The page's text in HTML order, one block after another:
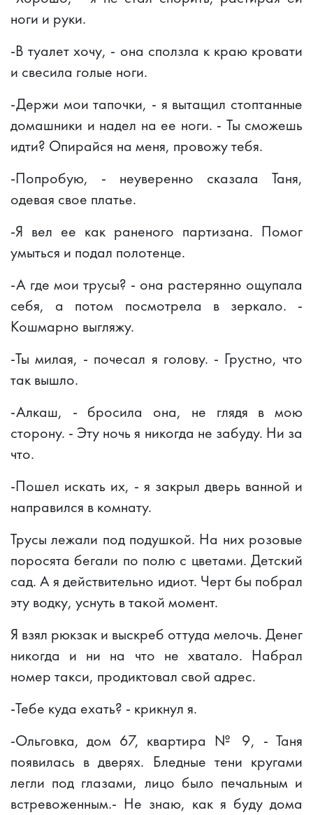
ноги и руки.
-В туалет хочу, - она сползла к краю кровати
и свесила голые ноги.
-Держи мои тапочки, - я вытащил стоптанные
домашники и надел на ее ноги. - Ты сможешь
идти? Опирайся на меня, провожу тебя.
-Попробую, - неуверенно сказала Таня,
одевая свое платье.
-Я вел ее как раненого партизана. Помог
умыться и подал полотенце.
-А где мои трусы? - она растерянно ощупала
себя, а потом посмотрела в зеркало. -
Кошмарно выгляжу.
-Ты милая, - почесал я голову. - Грустно, что
так вышло.
-Алкаш, - бросила она, не глядя в мою
сторону. - Эту ночь я никогда не забуду. Ни за
что.
-Пошел искать их, - я закрыл дверь ванной и
направился в комнату.
Трусы лежали под подушкой. На них розовые
поросята бегали по полю с цветами. Детский
сад. А я действительно идиот. Черт бы побрал
эту водку, уснуть в такой момент.
Я взял рюкзак и выскреб оттуда мелочь. Денег
никогда и ни на что не хватало. Набрал
номер такси, продиктовал свой адрес.
-Тебе куда ехать? - крикнул я.
-Ольговка, дом 67, квартира № 9, - Таня
появилась в дверях. Бледные тени кругами
легли под глазами, лицо было печальным и
встревоженным.- Не знаю, как я буду дома